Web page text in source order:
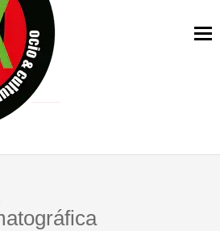
JUDÍAS EN #EXVITA
[BITÁCORA 3.0] EN EXVITA
EN EXVITA [RELATIVA
EXVITA INTERPRETANDO A SERRAT